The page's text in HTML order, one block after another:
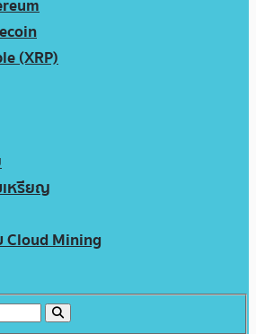
(XRP)
เหรียญ
Cloud Mining